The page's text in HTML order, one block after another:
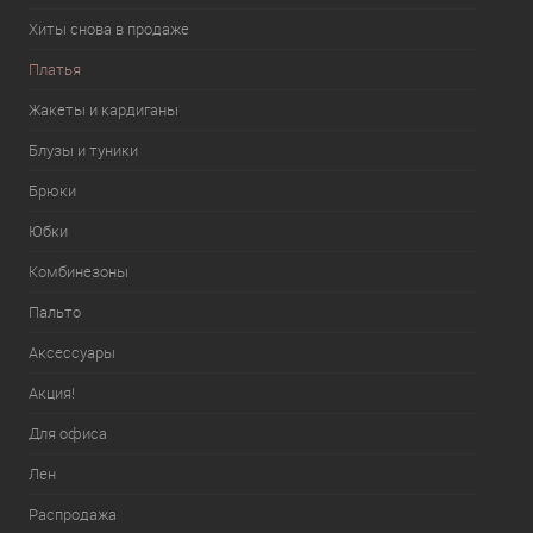
Хиты снова в продаже
Платья
Жакеты и кардиганы
Блузы и туники
Брюки
Юбки
Комбинезоны
Пальто
Аксессуары
Акция!
Для офиса
Лен
Распродажа